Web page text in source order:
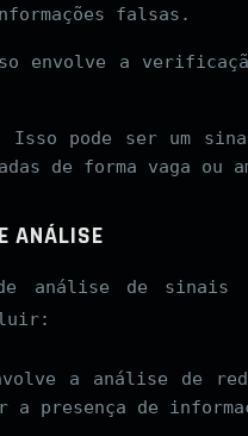
falsas.
envolve a
Isso pode ser um
de forma vaga ou
ANÁLISE
análise de sinais
a análise de
a presença de